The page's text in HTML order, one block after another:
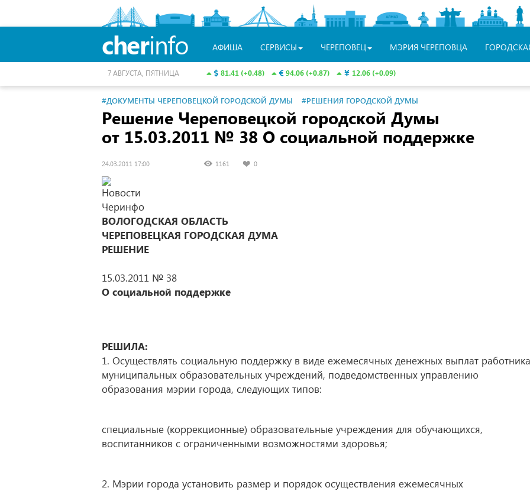
cherinfo АФИША СЕРВИСЫ ЧЕРЕПОВЕЦ МЭРИЯ ЧЕРЕПОВЦА
81.41 (+0.48) 94.06 (+0.87) 12.06 (+0.09)
7 АВГУСТА, ПЯТНИЦА
#ДОКУМЕНТЫ ЧЕРЕПОВЕЦКОЙ ГОРОДСКОЙ ДУМЫ #РЕШЕНИЯ ГОРОДСКОЙ ДУМЫ
Решение Череповецкой городской Думы
от 15.03.2011 № 38 О социальной поддержке
24.03.2011 17:00 1161 0
ВОЛОГОДСКАЯ ОБЛАСТЬ
ЧЕРЕПОВЕЦКАЯ ГОРОДСКАЯ ДУМА
РЕШЕНИЕ
15.03.2011 № 38
О социальной поддержке
РЕШИЛА:
1. Осуществлять социальную поддержку в виде ежемесячных денежных выплат
муниципальных образовательных учреждений, подведомственных управлению
образования мэрии города, следующих типов:
специальные (коррекционные) образовательные учреждения для обучающихся,
воспитанников с ограниченными возможностями здоровья;
2. Мэрии города установить размер и порядок осуществления ежемесячных